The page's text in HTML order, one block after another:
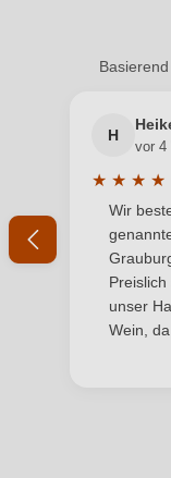
Jahrgang
Land
Ihre E-Mail-
Ihr Passwort
H
vor 4
★ ★ ★ ★
Wir
unser
Wein,